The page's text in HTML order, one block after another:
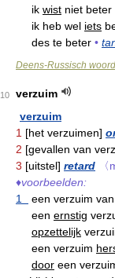
ik wist niet
ik heb wel iets
des te beter •
Deens-Russisch
10
verzuim
verzuim
1 [het verzuimen]
2 [gevallen van
3 [uitstel] retard
〈
♦voorbeelden:
1
een verzuim van
een ernstig
opzettelijk
een verzuim
door een